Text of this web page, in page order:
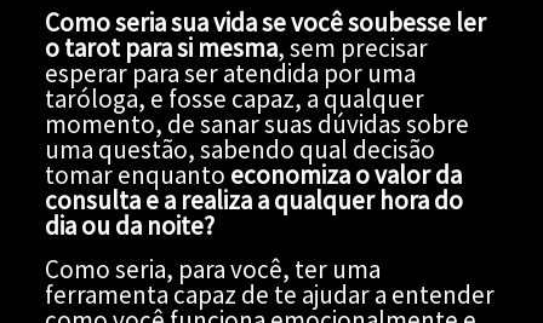
Como seria sua vida se você soubesse ler
o tarot para si mesma, sem precisar
esperar para ser atendida por uma
taróloga, e fosse capaz, a qualquer
momento, de sanar suas dúvidas sobre
uma questão, sabendo qual decisão
tomar enquanto economiza o valor da
consulta e a realiza a qualquer hora do
dia ou da noite?
Como seria, para você, ter uma
ferramenta capaz de te ajudar a entender